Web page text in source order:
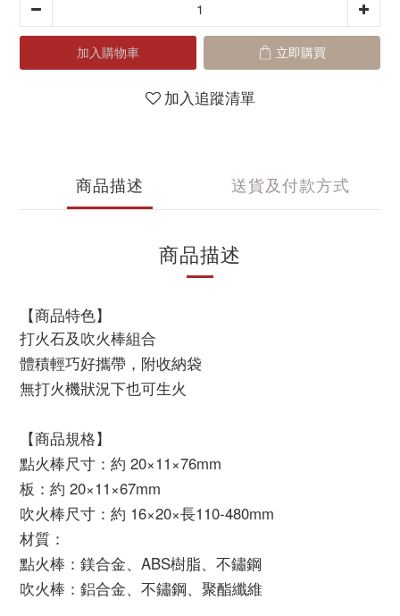
加入購物車 立即購買
加入追蹤清單
商品描述 送貨及付款方式
商品描述
【商品特色】
打火石及吹火棒組合
體積輕巧好攜帶，附收納袋
無打火機狀況下也可生火
【商品規格】
點火棒尺寸：約 20×11×76mm
板：約 20×11×67mm
吹火棒尺寸：約 16×20×長110-480mm
材質：
點火棒：鎂合金、ABS樹脂、不鏽鋼
吹火棒：鋁合金、不鏽鋼、聚酯纖維